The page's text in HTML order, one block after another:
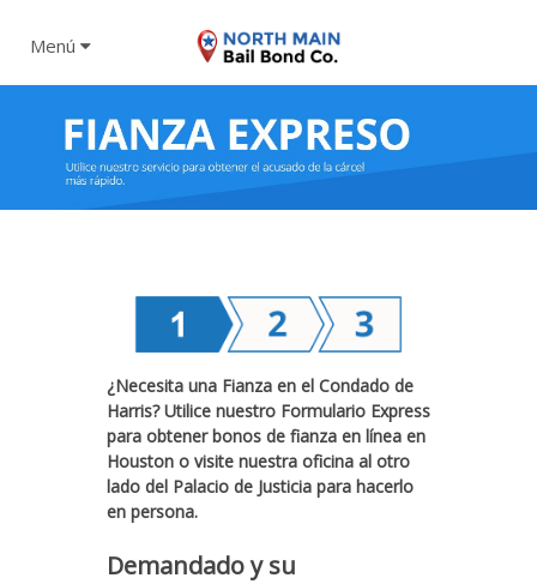
Menú
¿Necesita una Fianza en el Condado de
Harris? Utilice nuestro Formulario Express
para obtener bonos de fianza en línea en
Houston o visite nuestra oficina al otro
lado del Palacio de Justicia para hacerlo
en persona.
Demandado y su